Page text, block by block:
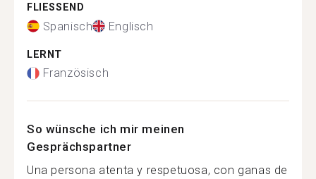
FLIESSEND
Spanisch Englisch
LERNT
Französisch
So wünsche ich mir meinen
Gesprächspartner
Una persona atenta y respetuosa, con ganas de